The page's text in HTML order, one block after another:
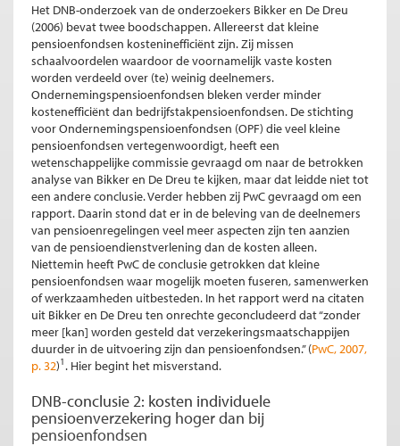
Het DNB-onderzoek van de onderzoekers Bikker en De Dreu
(2006) bevat twee boodschappen. Allereerst dat kleine
pensioenfondsen kosteninefficiënt zijn. Zij missen
schaalvoordelen waardoor de voornamelijk vaste kosten
worden verdeeld over (te) weinig deelnemers.
Ondernemingspensioenfondsen bleken verder minder
kostenefficiënt dan bedrijfstakpensioenfondsen. De stichting
voor Ondernemingspensioenfondsen (OPF) die veel kleine
pensioenfondsen vertegenwoordigt, heeft een
wetenschappelijke commissie gevraagd om naar de betrokken
analyse van Bikker en De Dreu te kijken, maar dat leidde niet tot
een andere conclusie. Verder hebben zij PwC gevraagd om een
rapport. Daarin stond dat er in de beleving van de deelnemers
van pensioenregelingen veel meer aspecten zijn ten aanzien
van de pensioendienstverlening dan de kosten alleen.
Niettemin heeft PwC de conclusie getrokken dat kleine
pensioenfondsen waar mogelijk moeten fuseren, samenwerken
of werkzaamheden uitbesteden. In het rapport werd na citaten
uit Bikker en De Dreu ten onrechte geconcludeerd dat “zonder
meer [kan] worden gesteld dat verzekeringsmaatschappijen
duurder in de uitvoering zijn dan pensioenfondsen.” (PwC, 2007,
p. 32)1 . Hier begint het misverstand.
DNB-conclusie 2: kosten individuele
pensioenverzekering hoger dan bij
pensioenfondsen